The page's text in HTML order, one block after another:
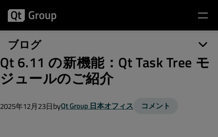
ブログ
Qt 6.11 の新機能：Qt Task Tree モ
ジュールのご紹介
2025年12月23日byQt Group 日本オフィス コメント